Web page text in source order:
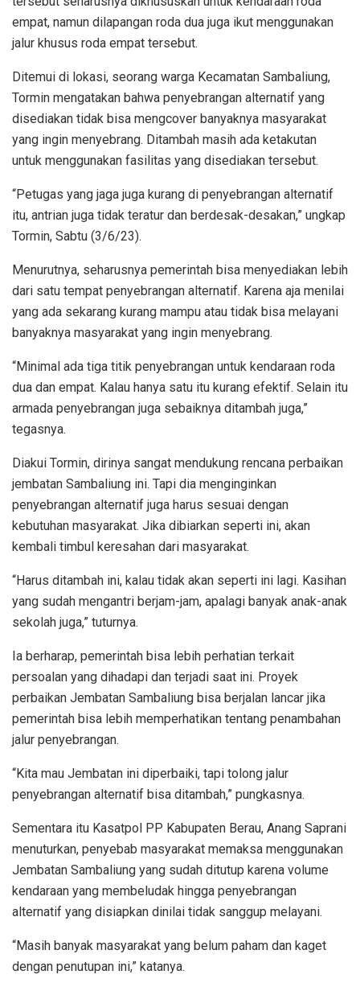
empat, namun dilapangan roda dua juga ikut menggunakan
jalur khusus roda empat tersebut.
Ditemui di lokasi, seorang warga Kecamatan Sambaliung,
Tormin mengatakan bahwa penyebrangan alternatif yang
disediakan tidak bisa mengcover banyaknya masyarakat
yang ingin menyebrang. Ditambah masih ada ketakutan
untuk menggunakan fasilitas yang disediakan tersebut.
“Petugas yang jaga juga kurang di penyebrangan alternatif
itu, antrian juga tidak teratur dan berdesak-desakan,” ungkap
Tormin, Sabtu (3/6/23).
Menurutnya, seharusnya pemerintah bisa menyediakan lebih
dari satu tempat penyebrangan alternatif. Karena aja menilai
yang ada sekarang kurang mampu atau tidak bisa melayani
banyaknya masyarakat yang ingin menyebrang.
“Minimal ada tiga titik penyebrangan untuk kendaraan roda
dua dan empat. Kalau hanya satu itu kurang efektif. Selain itu
armada penyebrangan juga sebaiknya ditambah juga,”
tegasnya.
Diakui Tormin, dirinya sangat mendukung rencana perbaikan
jembatan Sambaliung ini. Tapi dia menginginkan
penyebrangan alternatif juga harus sesuai dengan
kebutuhan masyarakat. Jika dibiarkan seperti ini, akan
kembali timbul keresahan dari masyarakat.
“Harus ditambah ini, kalau tidak akan seperti ini lagi. Kasihan
yang sudah mengantri berjam-jam, apalagi banyak anak-anak
sekolah juga,” tuturnya.
Ia berharap, pemerintah bisa lebih perhatian terkait
persoalan yang dihadapi dan terjadi saat ini. Proyek
perbaikan Jembatan Sambaliung bisa berjalan lancar jika
pemerintah bisa lebih memperhatikan tentang penambahan
jalur penyebrangan.
“Kita mau Jembatan ini diperbaiki, tapi tolong jalur
penyebrangan alternatif bisa ditambah,” pungkasnya.
Sementara itu Kasatpol PP Kabupaten Berau, Anang Saprani
menuturkan, penyebab masyarakat memaksa menggunakan
Jembatan Sambaliung yang sudah ditutup karena volume
kendaraan yang membeludak hingga penyebrangan
alternatif yang disiapkan dinilai tidak sanggup melayani.
“Masih banyak masyarakat yang belum paham dan kaget
dengan penutupan ini,” katanya.